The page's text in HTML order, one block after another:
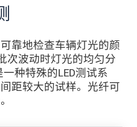
靠地检查车辆灯光的颜
次波动时灯光的均匀分
一种特殊的LED测试系
距较大的试样。光纤可